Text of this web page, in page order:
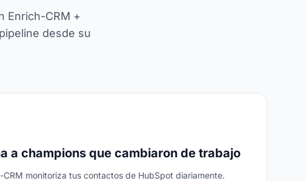
Enrich-CRM +
desde su
a champions que cambiaron de trabajo
CRM monitoriza tus contactos de HubSpot diariamente.